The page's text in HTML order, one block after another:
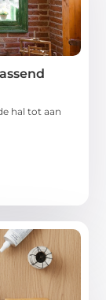
hal tot aan